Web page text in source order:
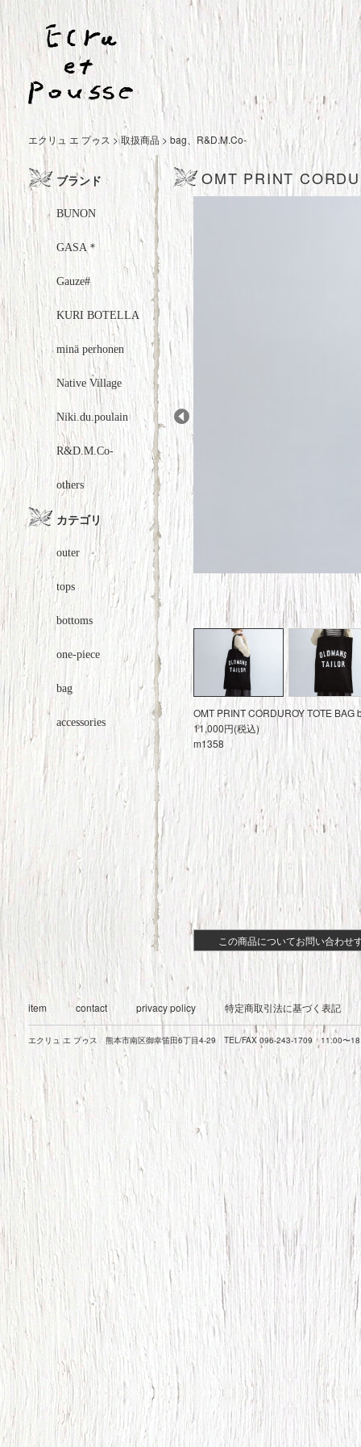
エクリュ エ プゥス >取扱商品 > bag R&D.M.Co-
ブランド
BUNON
GASA＊
Gauze#
KURI BOTELLA
minä perhonen
Native Village
Niki.du.poulain
R&D.M.Co-
others
カテゴリ
outer
tops
bottoms
one-piece
bag
accessories
OMT PRINT
Prev
OMT PRINT CORDUROY TOTE
11,000円(税込)
m1358
この商品についてお問い合わせ
item contact privacy policy 特定商取引法に基づく表記
エクリュ エ プゥス 熊本市南区御幸笛田6丁目4-29 TEL/FAX 096-243-1709 11:00〜